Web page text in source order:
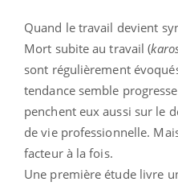
Quand le travail devient
Mort subite au travail (
sont régulièrement
tendance semble
penchent eux aussi sur le
de vie professionnelle.
facteur à la fois.
Une première étude livre